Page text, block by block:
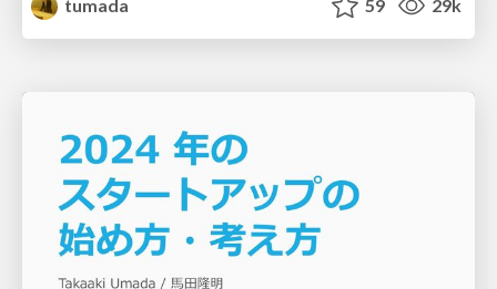
tumada 59 29k